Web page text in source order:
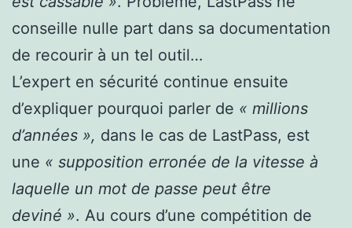
conseille nulle part dans sa documentation
de recourir à un tel outil…
L’expert en sécurité continue ensuite
d’expliquer pourquoi parler de « millions
d’années », dans le cas de LastPass, est
une « supposition erronée de la vitesse à
laquelle un mot de passe peut être
deviné ». Au cours d’une compétition de